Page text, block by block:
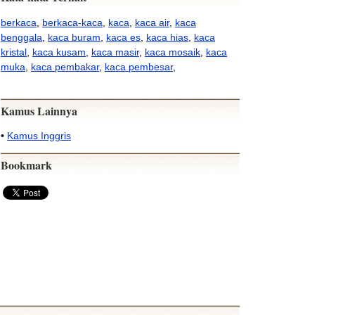
berkaca berkaca-kaca kaca kaca air, kaca
benggala
kaca buram kaca es kaca hias kaca
kristal kaca kusam kaca masir, kaca mosaik kaca
muka
kaca pembakar, kaca pembesar,
Kamus Lainnya
• Kamus Inggris
Bookmark